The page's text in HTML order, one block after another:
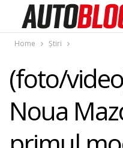
Home Știri
(foto/
Noua